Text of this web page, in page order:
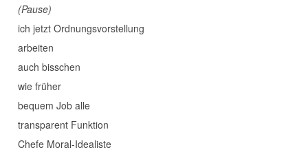
(Pause)
ich jetzt Ordnungsvorstellung
arbeiten
auch bisschen
wie früher
bequem Job alle
transparent Funktion
Chefe Moral-Idealiste